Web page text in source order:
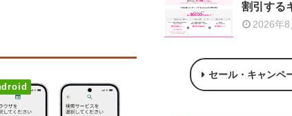
割引する
2026年8
セール・キャンペ